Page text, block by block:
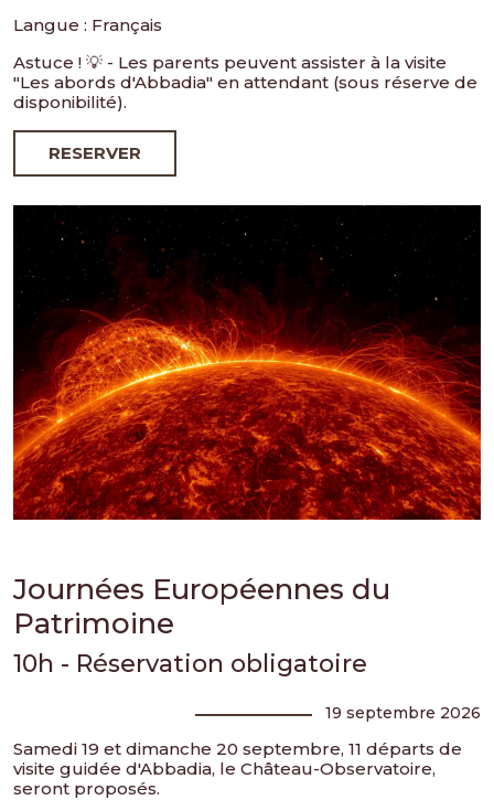
Langue : Français
Astuce ! 💡 - Les parents peuvent assister à la visite
"Les abords d'Abbadia" en attendant (sous réserve de
disponibilité).
RESERVER
Journées Européennes du
Patrimoine
19 septembre 2026
10h - Réservation obligatoire
Samedi 19 et dimanche 20 septembre, 11 départs de
visite guidée d'Abbadia, le Château-Observatoire,
seront proposés.